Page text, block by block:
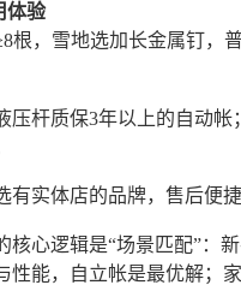
体验
根，雪地选加长金属钉，
压杆质保3年以上的自动
有实体店的品牌，售后便
核心逻辑是“场景匹配”：
性能，自立帐是最优解；